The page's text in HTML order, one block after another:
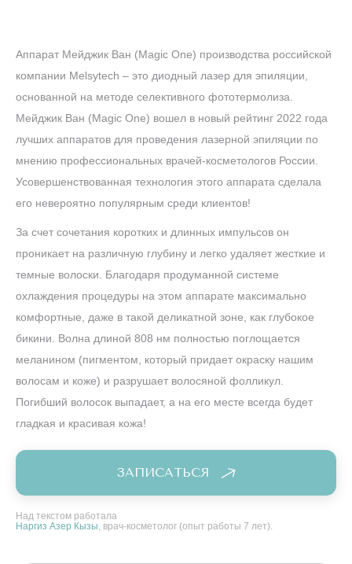
Аппарат Мейджик Ван (Magic One) производства российской
компании Melsytech – это диодный лазер для эпиляции,
основанной на методе селективного фототермолиза.
Мейджик Ван (Magic One) вошел в новый рейтинг 2022 года
лучших аппаратов для проведения лазерной эпиляции по
мнению профессиональных врачей-косметологов России.
Усовершенствованная технология этого аппарата сделала
его невероятно популярным среди клиентов!
За счет сочетания коротких и длинных импульсов он
проникает на различную глубину и легко удаляет жесткие и
темные волоски. Благодаря продуманной системе
охлаждения процедуры на этом аппарате максимально
комфортные, даже в такой деликатной зоне, как глубокое
бикини. Волна длиной 808 нм полностью поглощается
меланином (пигментом, который придает окраску нашим
волосам и коже) и разрушает волосяной фолликул.
Погибший волосок выпадает, а на его месте всегда будет
гладкая и красивая кожа!
ЗАПИСАТЬСЯ
Над текстом работала
Наргиз Азер Кызы, врач-косметолог (опыт работы 7 лет).